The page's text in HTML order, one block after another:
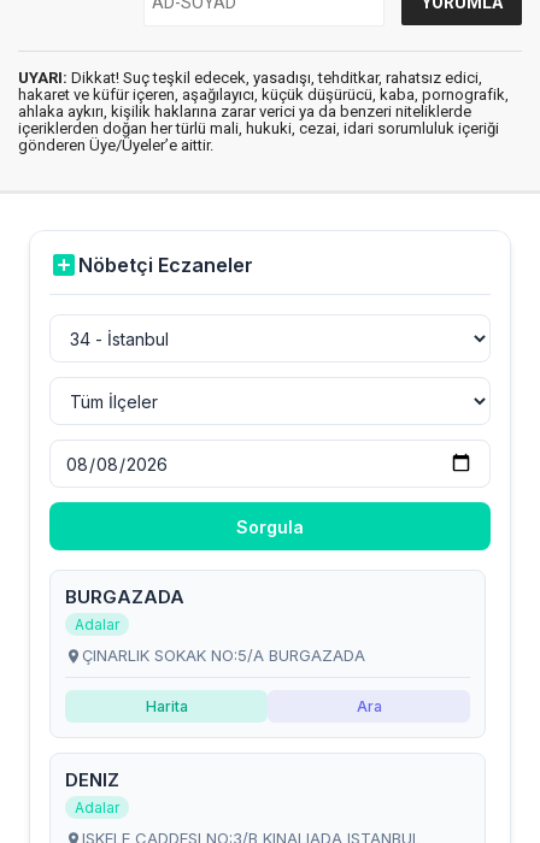
UYARI: Dikkat! Suç teşkil edecek, yasadışı, tehditkar, rahatsız edici,
hakaret ve küfür içeren, aşağılayıcı, küçük düşürücü, kaba, pornografik,
ahlaka aykırı, kişilik haklarına zarar verici ya da benzeri niteliklerde
içeriklerden doğan her türlü mali, hukuki, cezai, idari sorumluluk içeriği
gönderen Üye/Üyeler’e aittir.